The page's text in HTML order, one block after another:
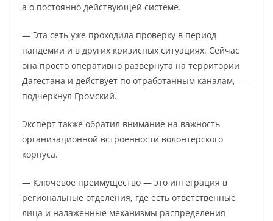
а о постоянно действующей системе.
— Эта сеть уже проходила проверку в период
пандемии и в других кризисных ситуациях. Сейчас
она просто оперативно развернута на территории
Дагестана и действует по отработанным каналам, —
подчеркнул Громский.
Эксперт также обратил внимание на важность
организационной встроенности волонтерского
корпуса.
— Ключевое преимущество — это интеграция в
региональные отделения, где есть ответственные
лица и налаженные механизмы распределения